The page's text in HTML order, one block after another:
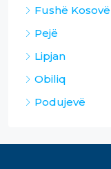
Fushë Kosovë
Pejë
Lipjan
Obiliq
Podujevë